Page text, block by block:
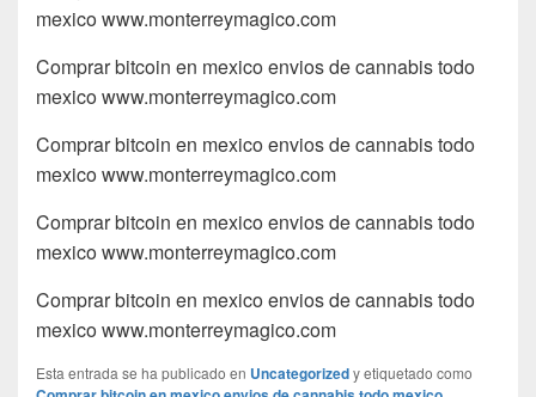
mexico www.monterreymagico.com
Comprar bitcoin en mexico envios de cannabis todo
mexico www.monterreymagico.com
Comprar bitcoin en mexico envios de cannabis todo
mexico www.monterreymagico.com
Comprar bitcoin en mexico envios de cannabis todo
mexico www.monterreymagico.com
Comprar bitcoin en mexico envios de cannabis todo
mexico www.monterreymagico.com
Esta entrada se ha publicado en Uncategorizedy etiquetado como